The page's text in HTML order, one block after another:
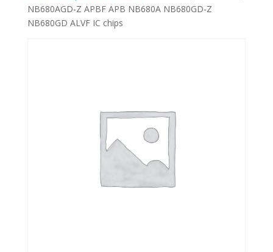
NB680AGD-Z APBF APB NB680A NB680GD-Z
NB680GD ALVF IC chips